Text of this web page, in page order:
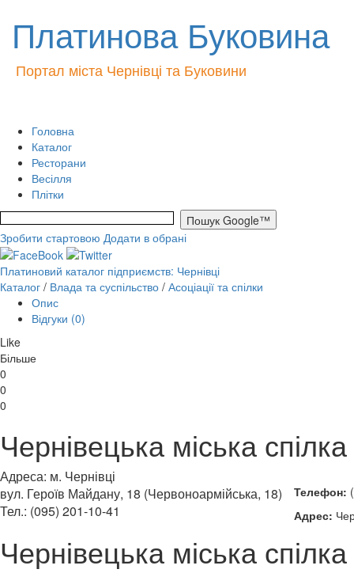
Платинова Буковина
Портал міста Чернівці та Буковини
Головна
Каталог
Ресторани
Весілля
Плітки
Зробити стартовою Додати в обрані
Платиновий каталог підприємств: Чернівці
Каталог / Влада та суспільство / Асоціації та спілки
Опис
Відгуки (0)
Like
Більше
0
0
0
Чернівецька міська спілка
Телефон:
Адрес:
Адреса: м. Чернівці
вул. Героїв Майдану, 18 (Червоноармійська, 18)
Тел.: (095) 201-10-41
Чернівецька міська спілка